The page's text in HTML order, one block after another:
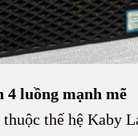
4 luồng mạnh mẽ
thuộc thế hệ Kaby